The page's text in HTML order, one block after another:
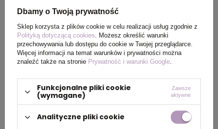
gadżety firmowe na start, a także na późniejsze
Długopis
metalowy z
koroną,
Długopis
tekturowy,
niebieski
Dbamy o Twoją prywatność
Sklep korzysta z plików cookie w celu realizacji usług zgodnie z
Polityką dotyczącą cookies. Możesz określić warunki
przechowywania lub dostępu do cookie w Twojej przeglądarce.
Więcej informacji na temat warunków i prywatności można
znaleźć także na stronie Prywatność i warunki Google.
Funkcjonalne pliki cookie
(wymagane)
Zawsze
aktywne
Analityczne pliki cookie